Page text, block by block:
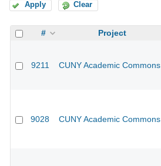
Apply Clear
# Project
9211 CUNY Academic Commons
9028 CUNY Academic Commons